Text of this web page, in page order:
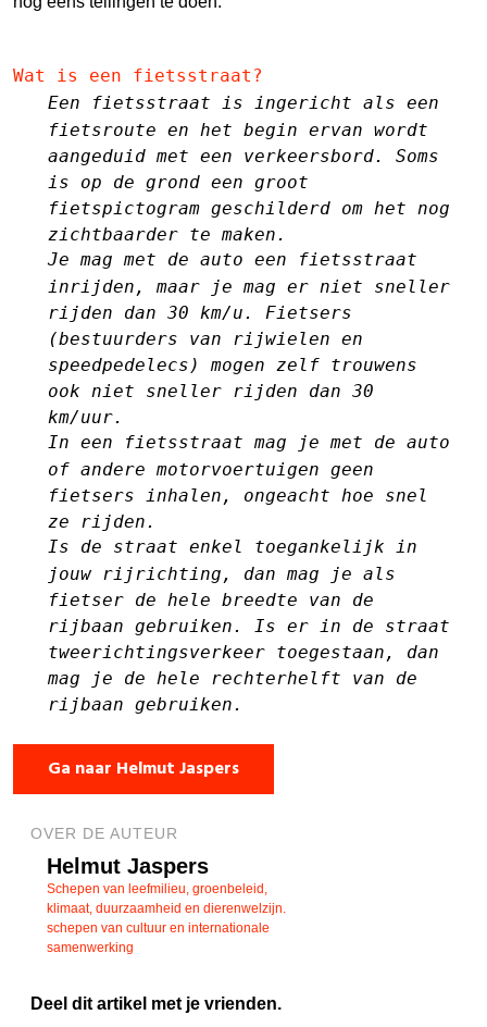
Wat is een fietsstraat?
Een fietsstraat is ingericht als een
fietsroute en het begin ervan wordt
aangeduid met een verkeersbord. Soms
is op de grond een groot
fietspictogram geschilderd om het nog
zichtbaarder te maken.
Je mag met de auto een fietsstraat
inrijden, maar je mag er niet sneller
rijden dan 30 km/u. Fietsers
(bestuurders van rijwielen en
speedpedelecs) mogen zelf trouwens
ook niet sneller rijden dan 30
km/uur.
In een fietsstraat mag je met de auto
of andere motorvoertuigen geen
fietsers inhalen, ongeacht hoe snel
ze rijden.
Is de straat enkel toegankelijk in
jouw rijrichting, dan mag je als
fietser de hele breedte van de
rijbaan gebruiken. Is er in de straat
tweerichtingsverkeer toegestaan, dan
mag je de hele rechterhelft van de
rijbaan gebruiken.
Ga naar Helmut Jaspers
OVER DE AUTEUR
Helmut Jaspers
Schepen van leefmilieu, groenbeleid,
klimaat, duurzaamheid en dierenwelzijn.
schepen van cultuur en internationale
samenwerking
Deel dit artikel met je vrienden.